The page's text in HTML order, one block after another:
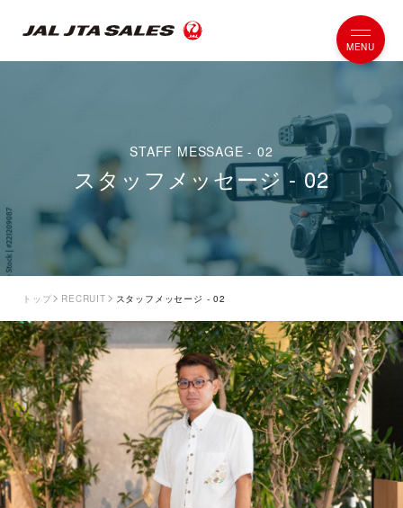
スタッフメッセージ - 02
トップ RECRUIT スタッフメッセージ - 02